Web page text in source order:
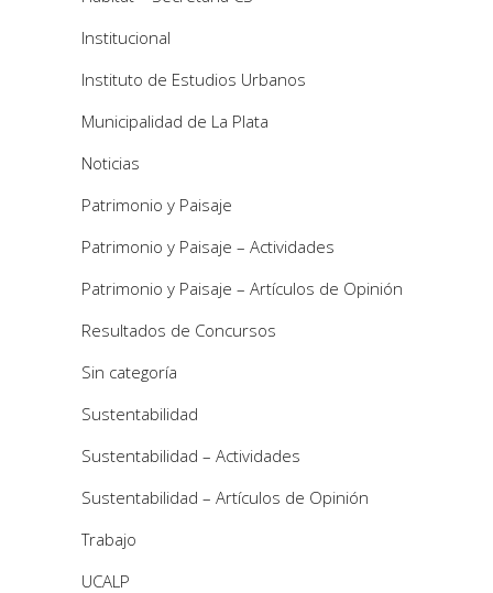
Institucional
Instituto de Estudios Urbanos
Municipalidad de La Plata
Noticias
Patrimonio y Paisaje
Patrimonio y Paisaje – Actividades
Patrimonio y Paisaje – Artículos de Opinión
Resultados de Concursos
Sin categoría
Sustentabilidad
Sustentabilidad – Actividades
Sustentabilidad – Artículos de Opinión
Trabajo
UCALP